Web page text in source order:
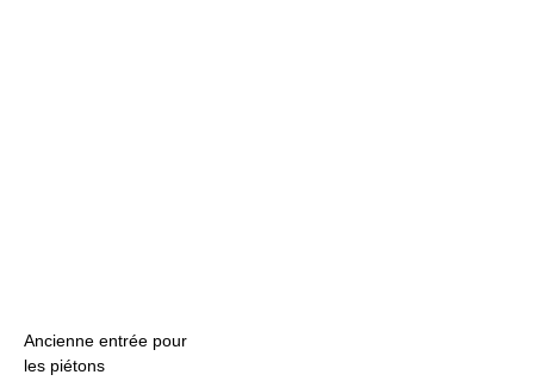
Ancienne entrée pour
les piétons